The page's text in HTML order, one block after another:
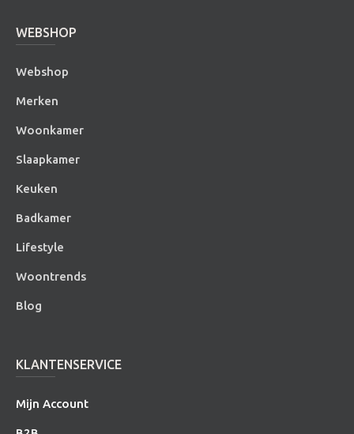
WEBSHOP
Webshop
Merken
Woonkamer
Slaapkamer
Keuken
Badkamer
Lifestyle
Woontrends
Blog
KLANTENSERVICE
Mijn Account